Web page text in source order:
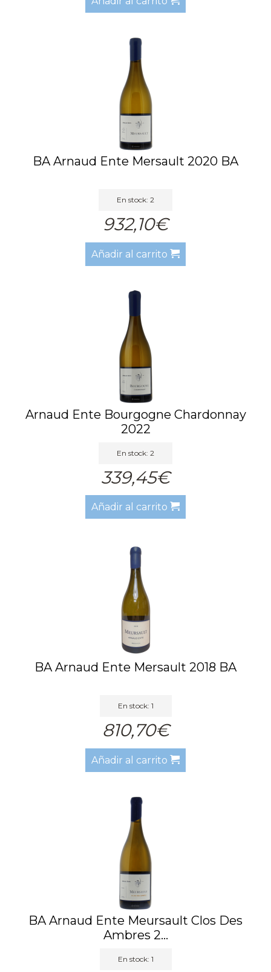
BA Arnaud Ente Mersault 2020 BA
En stock: 2
932,10€
Añadir al carrito
Arnaud Ente Bourgogne Chardonnay
2022
En stock: 2
339,45€
Añadir al carrito
BA Arnaud Ente Mersault 2018 BA
En stock: 1
810,70€
Añadir al carrito
BA Arnaud Ente Meursault Clos Des
Ambres 2...
En stock: 1